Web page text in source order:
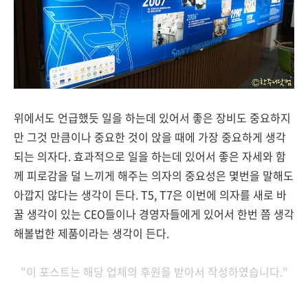
위에서도 언급했듯 일을 하는데 있어서 좋은 장비도 중요하지
만 그것 만큼이나 중요한 것이 앉을 때에 가장 중요하게 생각
되는 의자다. 효과적으로 일을 하는데 있어서 좋은 자세와 함
께 피로감을 덜 느끼게 해주는 의자의 중요성은 몇번을 말해도
아깝지 않다는 생각이 든다. T5, T7은 이번에 의자를 새로 바
꿀 생각이 있는 CEO들이나 경영자들에게 있어서 한번 쯤 생각
해볼법한 제품이라는 생각이 든다.
"이 포스트는 해당 업체의 후원을 받아서 작성하였습니다."